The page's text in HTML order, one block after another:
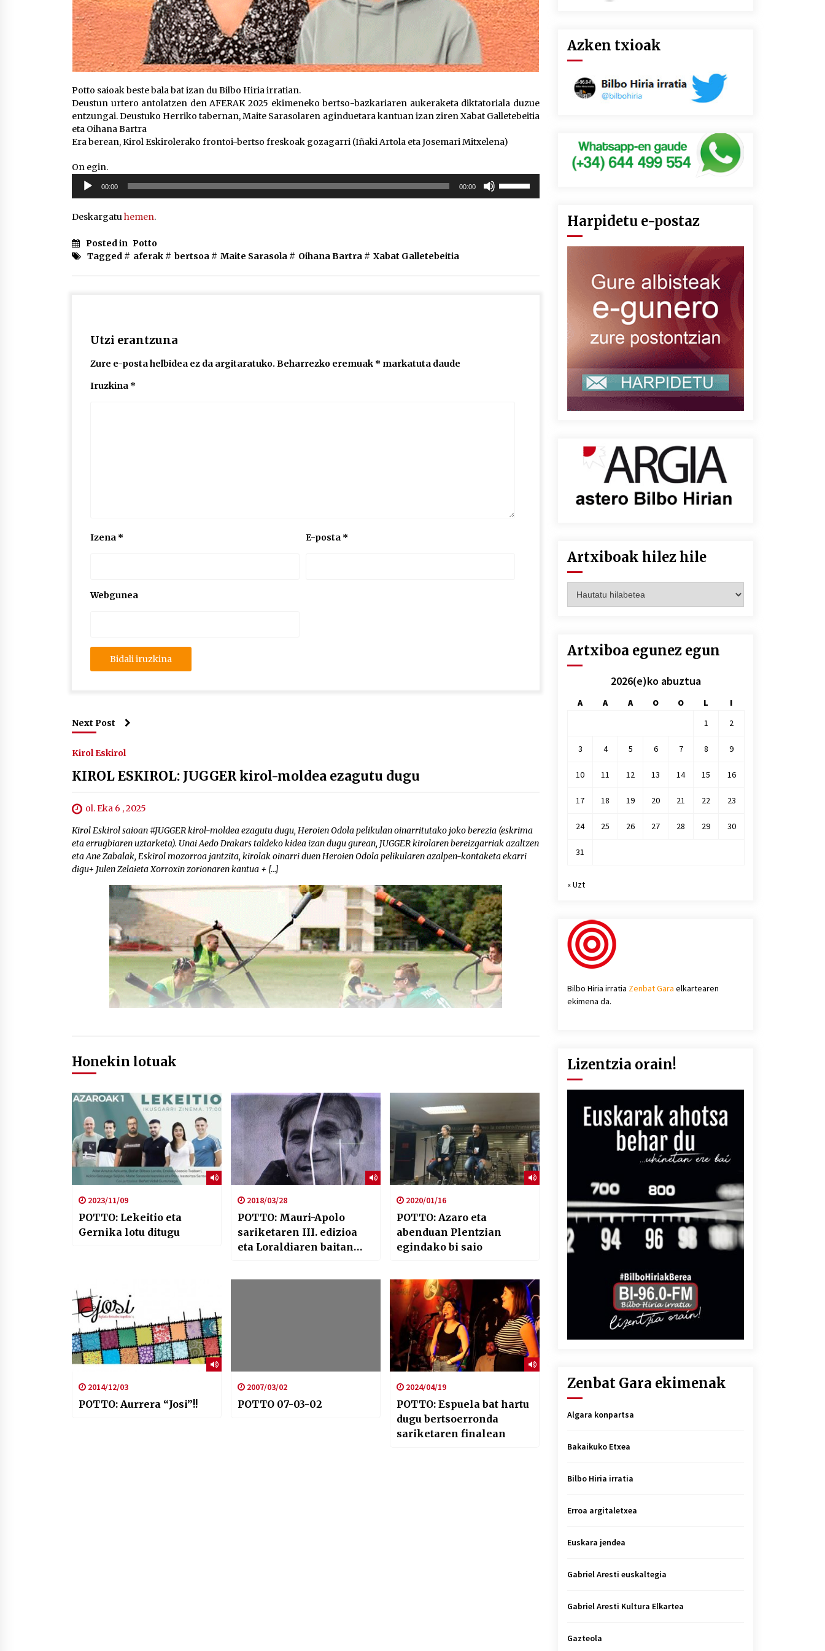
Potto saioak beste bala bat izan du Bilbo Hiria irratian.
Deustun urtero antolatzen den AFERAK 2025 ekimeneko bertso-bazkariaren aukeraketa diktatoriala duzue
entzungai. Deustuko Herriko tabernan, Maite Sarasolaren aginduetara kantuan izan ziren Xabat Galletebeitia
eta Oihana Bartra
Era berean, Kirol Eskirolerako frontoi-bertso freskoak gozagarri (Iñaki Artola eta Josemari Mitxelena)
On egin.
Soinu
erreproduzigailua
00:00 00:00
Deskargatuhemen.
Posted in Potto
Tagged # aferak # bertsoa # Maite Sarasola # Oihana Bartra # Xabat Galletebeitia
Utzi erantzuna
Zure e-posta helbidea ez da argitaratuko. Beharrezko eremuak * markatuta daude
Iruzkina *
Izena * E-posta *
Webgunea
Next Post
Kirol Eskirol
KIROL ESKIROL: JUGGER kirol-moldea ezagutu dugu
ol. Eka 6 , 2025
Kirol Eskirol saioan #JUGGER kirol-moldea ezagutu dugu, Heroien Odola pelikulan oinarritutako joko berezia (eskrima
eta errugbiaren uztarketa). Unai Aedo Drakars taldeko kidea izan dugu gurean, JUGGER kirolaren bereizgarriak azaltzen
eta Ane Zabalak, Eskirol mozorroa jantzita, kirolak oinarri duen Heroien Odola pelikularen azalpen-kontaketa ekarri
digu+ Julen Zelaieta Xorroxin zorionaren kantua + […]
Honekin lotuak
2023/11/09
POTTO: Lekeitio eta
Gernika lotu ditugu
2018/03/28
POTTO: Mauri-Apolo
sariketaren III. edizioa
eta Loraldiaren baitan
2020/01/16
POTTO: Azaro eta
abenduan Plentzian
egindako bi saio
2014/12/03
POTTO: Aurrera “Josi”!!
2007/03/02
POTTO 07-03-02
2024/04/19
POTTO: Espuela bat hartu
dugu bertsoerronda
sariketaren finalean
Azken txioak
Harpidetu e-postaz
Artxiboak hilez hile
hilez
Artxiboa egunez egun
2026(e)ko abuztua
A A A O O L
I
1
2
3 4 5 6 7 8 9
10 11 12 13 14 15 16
17 18 19 20 21 22 23
24 25 26 27 28 29 30
31
« Uzt
Bilbo Hiria irratia Zenbat Gara elkartearen
ekimena da.
Lizentzia orain!
Zenbat Gara ekimenak
Algara konpartsa
Bakaikuko Etxea
Bilbo Hiria irratia
Erroa argitaletxea
Euskara jendea
Gabriel Aresti euskaltegia
Gabriel Aresti Kultura Elkartea
Gazteola